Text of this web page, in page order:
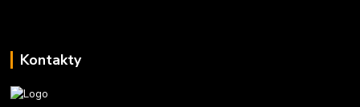
Kontakty